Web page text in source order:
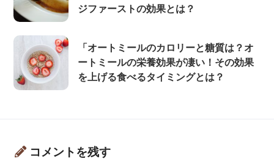
ジファーストの効果とは？
「オートミールのカロリーと糖質は？オ
ートミールの栄養効果が凄い！その効果
を上げる食べるタイミングとは？
コメントを残す